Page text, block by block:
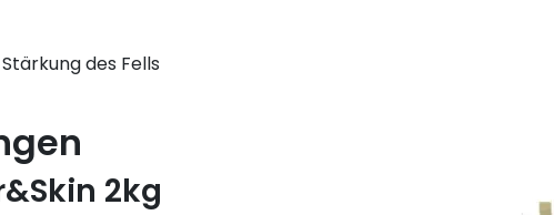
des Fells
2kg